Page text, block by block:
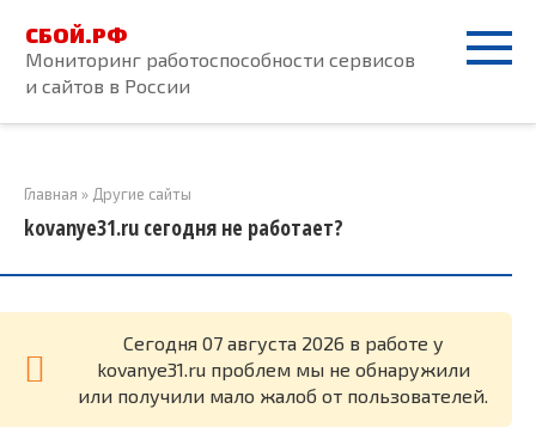
контенту
СБОЙ.РФ
Мониторинг работоспособности сервисов
и сайтов в России
Главная » Другие сайты
kovanye31.ru сегодня не работает?
Cегодня 07 августа 2026 в работе у
kovanye31.ru проблем мы не обнаружили
или получили мало жалоб от пользователей.